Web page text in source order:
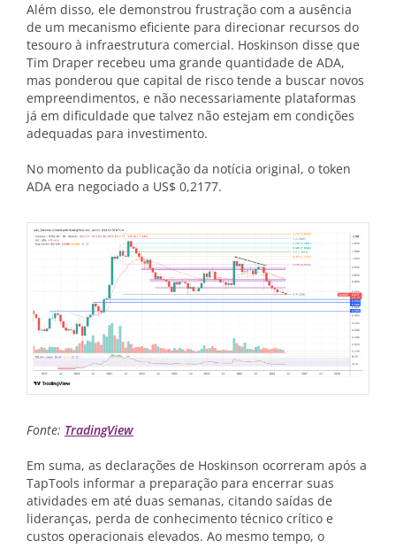
Além disso, ele demonstrou frustração com a ausência
de um mecanismo eficiente para direcionar recursos do
tesouro à infraestrutura comercial. Hoskinson disse que
Tim Draper recebeu uma grande quantidade de ADA,
mas ponderou que capital de risco tende a buscar novos
empreendimentos, e não necessariamente plataformas
já em dificuldade que talvez não estejam em condições
adequadas para investimento.
No momento da publicação da notícia original, o token
ADA era negociado a US$ 0,2177.
Fonte: TradingView
Em suma, as declarações de Hoskinson ocorreram após a
TapTools informar a preparação para encerrar suas
atividades em até duas semanas, citando saídas de
lideranças, perda de conhecimento técnico crítico e
custos operacionais elevados. Ao mesmo tempo, o